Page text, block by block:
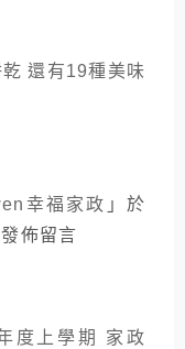
還有19種美味
幸福家政 」於
佈留言
度上學期 家政